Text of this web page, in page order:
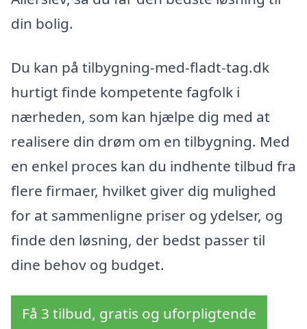
din bolig.
Du kan på tilbygning-med-fladt-tag.dk
hurtigt finde kompetente fagfolk i
nærheden, som kan hjælpe dig med at
realisere din drøm om en tilbygning. Med
en enkel proces kan du indhente tilbud fra
flere firmaer, hvilket giver dig mulighed
for at sammenligne priser og ydelser, og
finde den løsning, der bedst passer til
dine behov og budget.
Få 3 tilbud, gratis og uforpligtende